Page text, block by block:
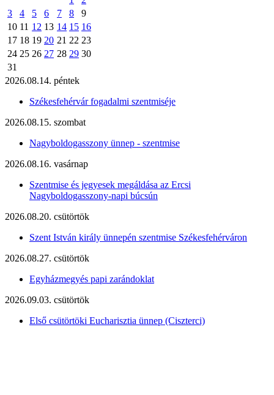
3
4 5 6 7 8
9
10 11 12 13 14 15 16
17 18 19 20 21 22 23
24 25 26 27 28 29 30
31
2026.08.14. péntek
Székesfehérvár fogadalmi szentmiséje
2026.08.15. szombat
Nagyboldogasszony ünnep - szentmise
2026.08.16. vasárnap
Szentmise és jegyesek megáldása az Ercsi
Nagyboldogasszony-napi búcsún
2026.08.20. csütörtök
Szent István király ünnepén szentmise Székesfehérváron
2026.08.27. csütörtök
Egyházmegyés papi zarándoklat
2026.09.03. csütörtök
Első csütörtöki Eucharisztia ünnep (Ciszterci)